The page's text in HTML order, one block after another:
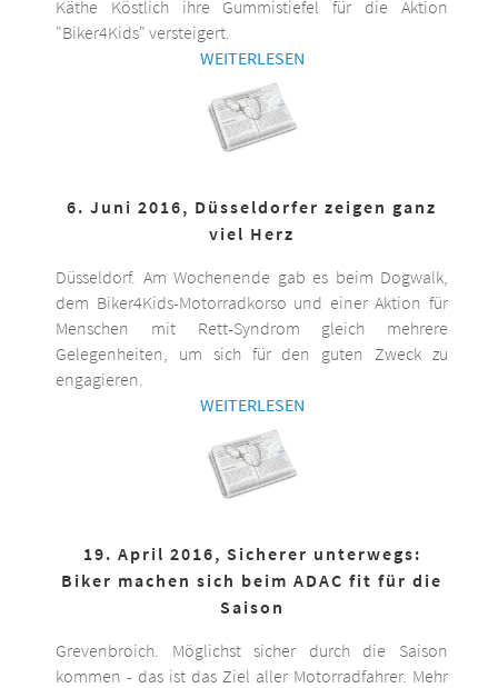
Käthe Köstlich ihre Gummistiefel für die Aktion
"Biker4Kids" versteigert.
WEITERLESEN
6. Juni 2016, Düsseldorfer zeigen ganz
viel Herz
Düsseldorf. Am Wochenende gab es beim Dogwalk,
dem Biker4Kids-Motorradkorso und einer Aktion für
Menschen mit Rett-Syndrom gleich mehrere
Gelegenheiten, um sich für den guten Zweck zu
engagieren.
WEITERLESEN
19. April 2016, Sicherer unterwegs:
Biker machen sich beim ADAC fit für die
Saison
Grevenbroich. Möglichst sicher durch die Saison
kommen - das ist das Ziel aller Motorradfahrer. Mehr